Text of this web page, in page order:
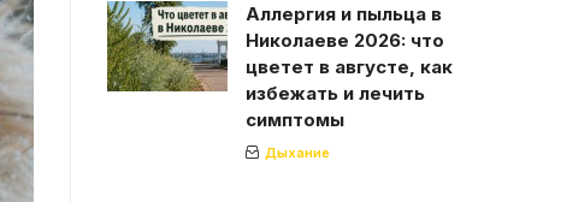
Аллергия и пыльца в
Николаеве 2026: что
цветет в августе, как
избежать и лечить
симптомы
Дыхание